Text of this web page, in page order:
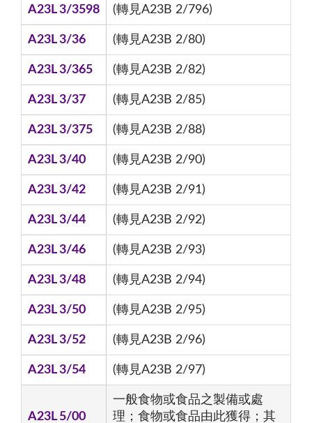
A23L 3/3598 (轉見A23B 2/796)
A23L 3/36 (轉見A23B 2/80)
A23L 3/365 (轉見A23B 2/82)
A23L 3/37 (轉見A23B 2/85)
A23L 3/375 (轉見A23B 2/88)
A23L 3/40 (轉見A23B 2/90)
A23L 3/42 (轉見A23B 2/91)
A23L 3/44 (轉見A23B 2/92)
A23L 3/46 (轉見A23B 2/93)
A23L 3/48 (轉見A23B 2/94)
A23L 3/50 (轉見A23B 2/95)
A23L 3/52 (轉見A23B 2/96)
A23L 3/54 (轉見A23B 2/97)
A23L 5/00
一般食物或食品之製備或處
理；食物或食品由此獲得；其